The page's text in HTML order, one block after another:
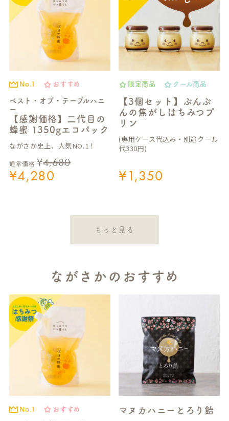
No.1 おすすめ
ベスト・オブ・テーブルハニ
ー
【感謝価格】二代目の
蜂蜜 1350gエコパック
ながさか史上、人気NO.1！
通常価格 ¥4,680
¥4,280
限定商品 クール商品
【3個セット】ぶんぶ
んの焦がしはちみつプ
リン
(専用ケース代込み・別途クール
代330円)
¥1,350
もっと見る
ながさかのおすすめ
No.1 おすすめ マヌカハニーとろり飴